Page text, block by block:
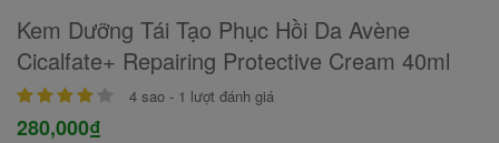
Kem Dưỡng Tái Tạo Phục Hồi Da Avène
Cicalfate+ Repairing Protective Cream 40ml
4 sao - 1 lượt đánh giá
280,000₫